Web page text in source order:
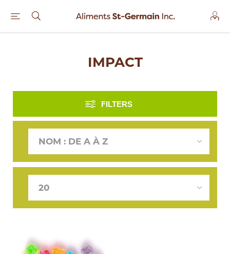
IMPACT
FILTERS